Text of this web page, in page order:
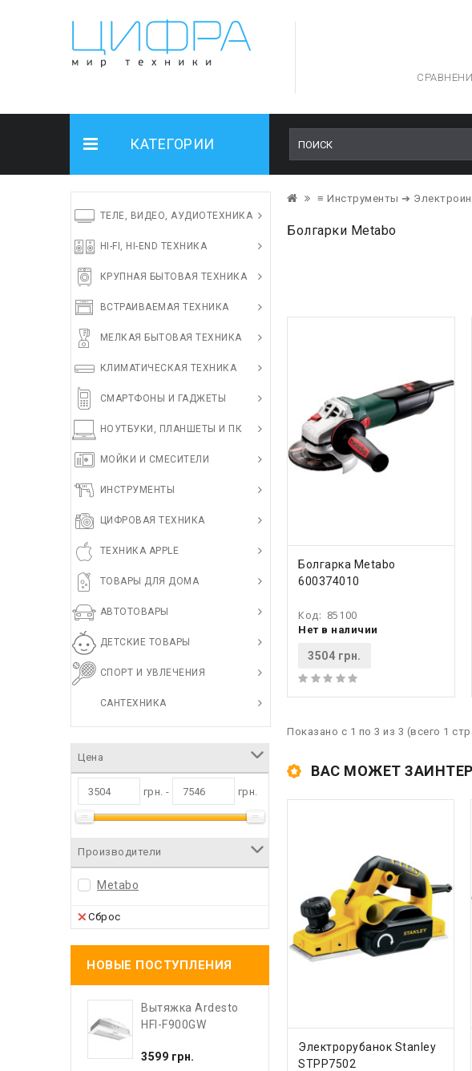
КАТЕГОРИИ
ТЕЛЕ, ВИДЕО, АУДИОТЕХНИКА
HI-FI, HI-END ТЕХНИКА
КРУПНАЯ БЫТОВАЯ ТЕХНИКА
ВСТРАИВАЕМАЯ ТЕХНИКА
МЕЛКАЯ БЫТОВАЯ ТЕХНИКА
КЛИМАТИЧЕСКАЯ ТЕХНИКА
СМАРТФОНЫ И ГАДЖЕТЫ
НОУТБУКИ, ПЛАНШЕТЫ И ПК
МОЙКИ И СМЕСИТЕЛИ
ИНСТРУМЕНТЫ
ЦИФРОВАЯ ТЕХНИКА
ТЕХНИКА APPLE
ТОВАРЫ ДЛЯ ДОМА
АВТОТОВАРЫ
ДЕТСКИЕ ТОВАРЫ
СПОРТ И УВЛЕЧЕНИЯ
САНТЕХНИКА
Цена
грн. - грн.
Производители
Metabo
Сброс
НОВЫЕ ПОСТУПЛЕНИЯ
Вытяжка Ardesto
HFI-F900GW
3599 грн.
≡ Инструменты ➔
Болгарки Metabo
КУПИТЬ
Болгарка Metabo
600374010
Код: 85100
Нет в наличии
3504 грн.
Показано с 1 по 3 из 3 (всего 1
ВАС МОЖЕТ
КУПИТЬ
Электрорубанок Stanley
STPP7502